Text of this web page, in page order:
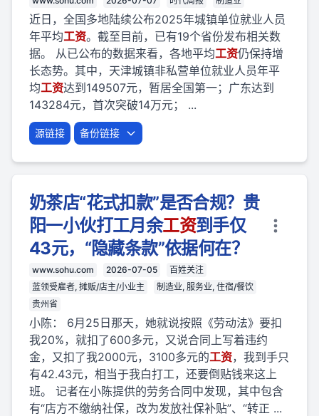
近日，全国多地陆续公布2025年城镇单位就业人员
年平均工资。截至目前，已有19个省份发布相关数
据。 从已公布的数据来看，各地平均工资仍保持增
长态势。其中，天津城镇非私营单位就业人员年平
均工资达到149507元，暂居全国第一；广东达到
143284元，首次突破14万元； ...
源链接 备份链接
奶茶店“花式扣款”是否合规？贵
阳一小伙打工月余工资到手仅
43元，“隐藏条款”依据何在？
www.sohu.com 2026-07-05
百姓关注
蓝领受雇者, 摊贩/店主/小业主
制造业, 服务业, 住宿/餐饮
贵州省
小陈： 6月25日那天，她就说按照《劳动法》要扣
我20%，就扣了600多元，又说合同上写着违约
金，又扣了我2000元，3100多元的工资，我到手只
有42.43元，相当于我白打工，还要倒贴钱来这上
班。 记者在小陈提供的劳务合同中发现，其中包含
有“店方不缴纳社保，改为发放社保补贴”、“转正 ...